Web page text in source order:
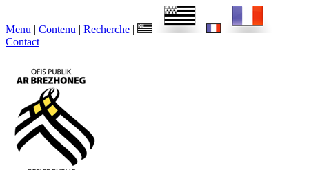
Menu | Contenu | Recherche |
Contact